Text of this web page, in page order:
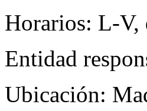
Horarios: L-V,
Entidad
Ubicación: